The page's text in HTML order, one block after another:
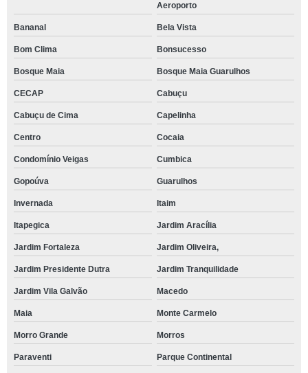
Aeroporto
Bananal Bela Vista
Bom Clima Bonsucesso
Bosque Maia Bosque Maia Guarulhos
CECAP Cabuçu
Cabuçu de Cima Capelinha
Centro Cocaia
Condomínio Veigas Cumbica
Gopoúva Guarulhos
Invernada Itaim
Itapegica Jardim Aracília
Jardim Fortaleza Jardim Oliveira,
Jardim Presidente Dutra Jardim Tranquilidade
Jardim Vila Galvão Macedo
Maia Monte Carmelo
Morro Grande Morros
Paraventi Parque Continental